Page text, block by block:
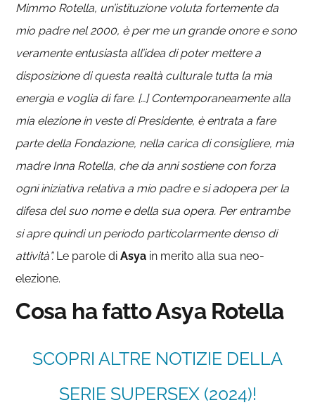
Mimmo Rotella, un’istituzione voluta fortemente da
mio padre nel 2000, è per me un grande onore e sono
veramente entusiasta all’idea di poter mettere a
disposizione di questa realtà culturale tutta la mia
energia e voglia di fare. […] Contemporaneamente alla
mia elezione in veste di Presidente, è entrata a fare
parte della Fondazione, nella carica di consigliere, mia
madre Inna Rotella, che da anni sostiene con forza
ogni iniziativa relativa a mio padre e si adopera per la
difesa del suo nome e della sua opera. Per entrambe
si apre quindi un periodo particolarmente denso di
attività”. Le parole diAsya in merito alla sua neo-
elezione.
Cosa ha fatto Asya Rotella
SCOPRI ALTRE NOTIZIE DELLA
SERIE SUPERSEX (2024)!